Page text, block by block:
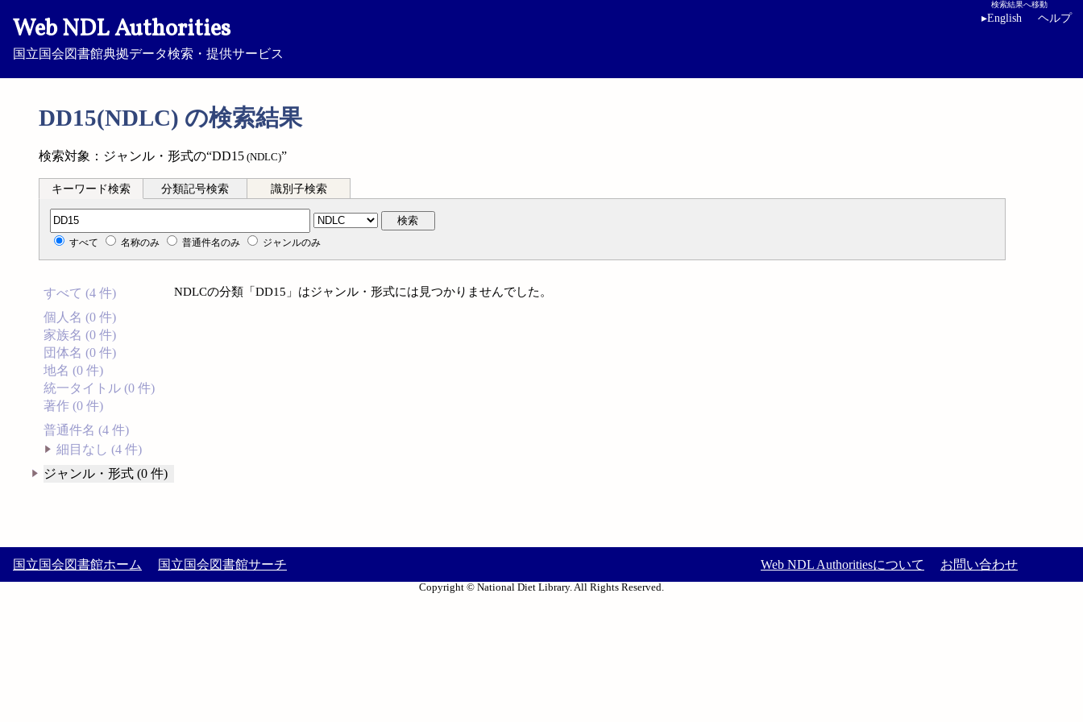
Web NDL Authorities
国立国会図書館典拠データ検索・提供サービス
検索結果へ移動
▸English ヘルプ
DD15(NDLC) の検索結果
検索対象：ジャンル・形式の“DD15 (NDLC)”
キーワード検索 分類記号検索 識別子検索
分類記号検索 検索
すべて 名称のみ 普通件名のみ ジャンルのみ
すべて (4 件)
個人名 (0 件)
家族名 (0 件)
団体名 (0 件)
地名 (0 件)
統一タイトル (0 件)
著作 (0 件)
普通件名 (4 件)
細目なし (4 件)
ジャンル・形式 (0 件)
NDLCの分類「DD15」はジャンル・形式には見つかりませんでした。
国立国会図書館ホーム 国立国会図書館サーチ Web NDL Authoritiesについて お問い合わせ
Copyright © National Diet Library. All Rights Reserved.